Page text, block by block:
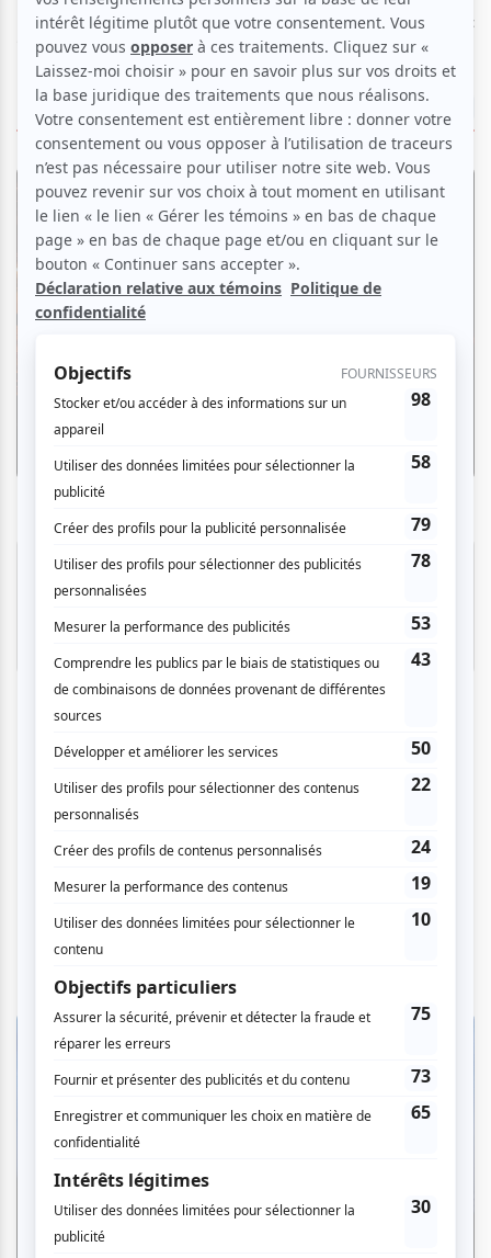
La prochaine édition se déroulera du25 juin au 4 juillet
2026.
LIRE LES ARTICLES
Festival en chanson de Petite-Vallée 2026 |
Luan Larobina, Flore Laurentienne et La
Marée du Forgeron 2
Critiques
«Le Palais des Glaces» : quand la
comédie dystopique fait rire et
frissonner